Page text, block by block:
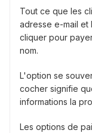
Tout ce que les
adresse e-mail et
cliquer pour
nom.
L'option se
cocher signifie
informations la
Les options de